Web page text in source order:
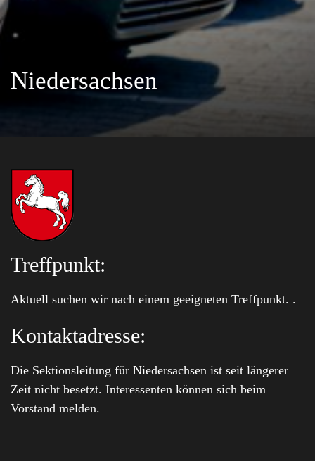
Niedersachsen
Treffpunkt:
Aktuell suchen wir nach einem geeigneten Treffpunkt. .
Kontaktadresse:
Die Sektionsleitung für Niedersachsen ist seit längerer
Zeit nicht besetzt. Interessenten können sich beim
Vorstand melden.